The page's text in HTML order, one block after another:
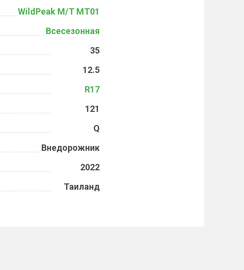
WildPeak M/T MT01
Всесезонная
35
12.5
R17
121
Q
Внедорожник
2022
Таиланд